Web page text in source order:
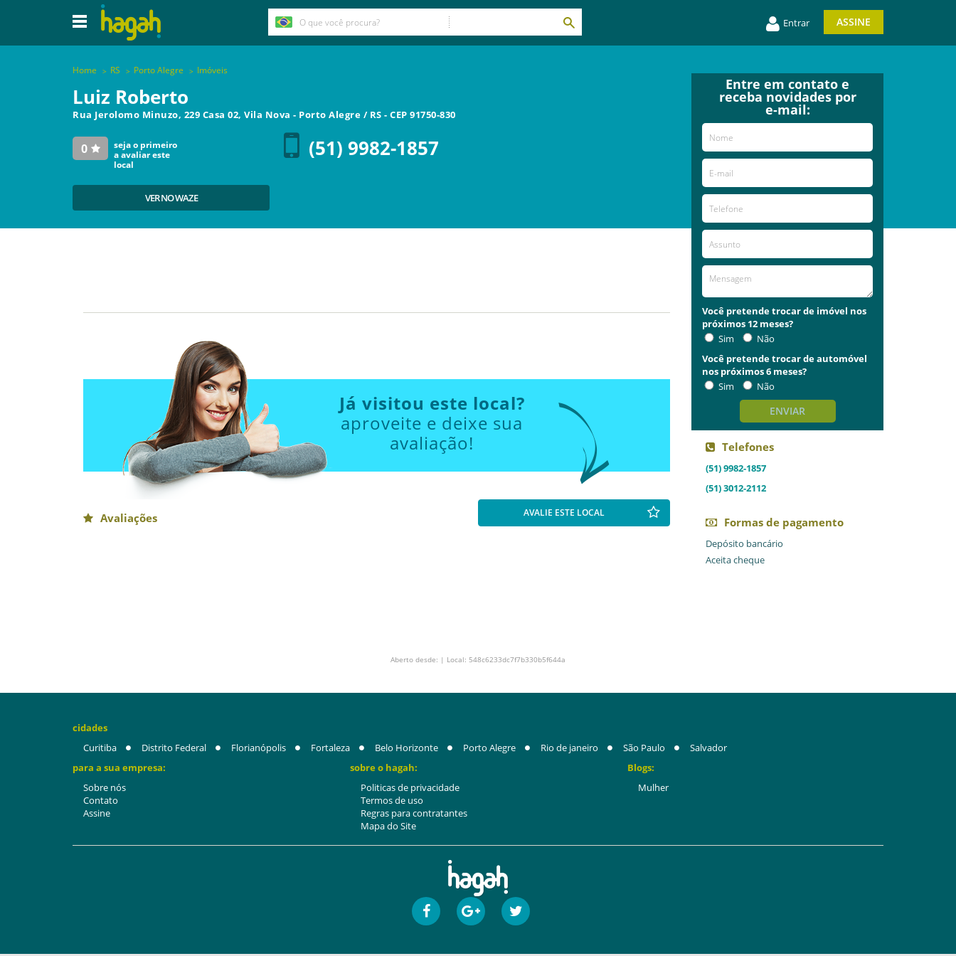
Entrar ASSINE
Home RS Porto Alegre Imóveis
Luiz Roberto
Rua Jerolomo Minuzo, 229 Casa 02, Vila Nova - Porto Alegre / RS - CEP 91750-830
0
seja o primeiro
a avaliar este
local
(51) 9982-1857
VER NO WAZE
Já visitou este local?
aproveite e deixe sua
avaliação!
Avaliações AVALIE ESTE LOCAL
Entre em contato e
receba novidades por
e-mail:
Você pretende trocar de imóvel nos
próximos 12 meses?
Sim
Não
Você pretende trocar de automóvel
nos próximos 6 meses?
Sim
Não
ENVIAR
Telefones
(51) 9982-1857
(51) 3012-2112
Formas de pagamento
Depósito bancário
Aceita cheque
Aberto desde: | Local: 548c6233dc7f7b330b5f644a
cidades
Curitiba
Distrito Federal Florianópolis Fortaleza Belo Horizonte Porto Alegre Rio de janeiro São Paulo
Salvador
para a sua empresa:
Sobre nós
Contato
Assine
sobre o hagah:
Politicas de privacidade
Termos de uso
Regras para contratantes
Mapa do Site
Blogs:
Mulher